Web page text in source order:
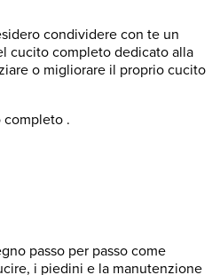
condividere con te un
cucito completo dedicato alla
o migliorare il proprio cucito
completo .
passo per passo come
i piedini e la manutenzione